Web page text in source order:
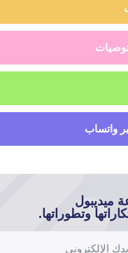
واتساب
ميديبول
وتطوراتها.